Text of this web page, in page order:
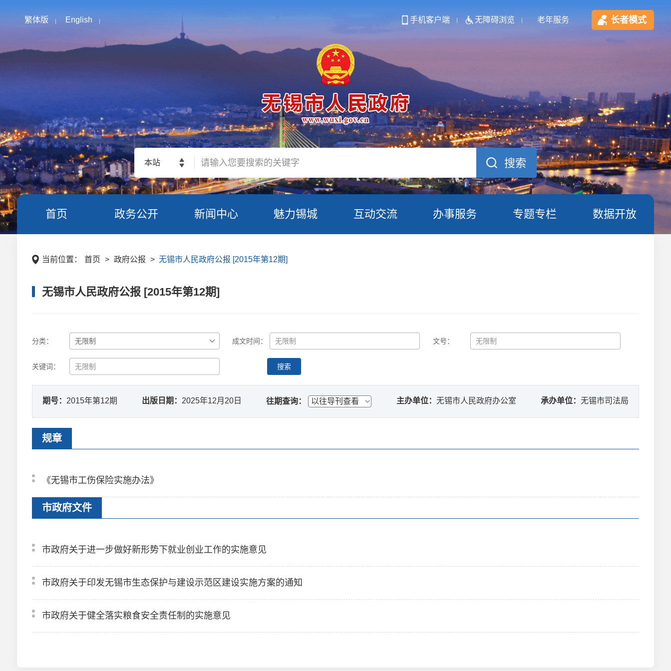
繁体版 English 手机客户端 无障碍浏览 老年服务 长者模式
本站
首页 政务公开 新闻中心 魅力锡城 互动交流 办事服务 专题专栏 数据开放
当前位置： 首页 > 政府公报 > 无锡市人民政府公报 [2015年第12期]
无锡市人民政府公报 [2015年第12期]
分类： 成文时间： 文号：
关键词： 搜索
期号： 2015年第12期 出版日期： 2025年12月20日 往期查询： 主办单位： 无锡市人民政府办公室 承办单位：无锡市司法局
规章
《无锡市工伤保险实施办法》
市政府文件
市政府关于进一步做好新形势下就业创业工作的实施意见
市政府关于印发无锡市生态保护与建设示范区建设实施方案的通知
市政府关于健全落实粮食安全责任制的实施意见